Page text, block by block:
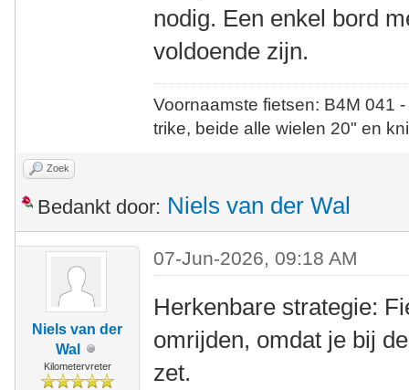
nodig. Een enkel bord
voldoende zijn.
Voornaamste fietsen: B4M
trike, beide alle wielen 20" en
Zoek
Bedankt door: Niels van der Wal
Niels van der
Wal
Kilometervreter
07-Jun-2026, 09:18 AM
Herkenbare strategie:
omrijden, omdat je bij
zet.